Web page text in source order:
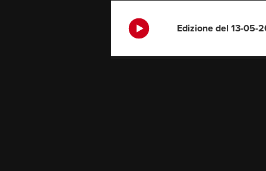
Edizione del 13-05-